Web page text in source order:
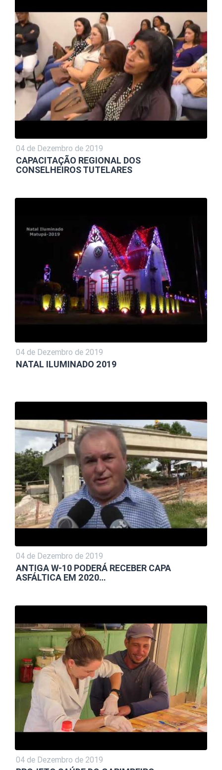
04 de Dezembro de 2019
CAPACITAÇÃO REGIONAL DOS
CONSELHEIROS TUTELARES
04 de Dezembro de 2019
NATAL ILUMINADO 2019
04 de Dezembro de 2019
ANTIGA W-10 PODERÁ RECEBER CAPA
ASFÁLTICA EM 2020…
04 de Dezembro de 2019